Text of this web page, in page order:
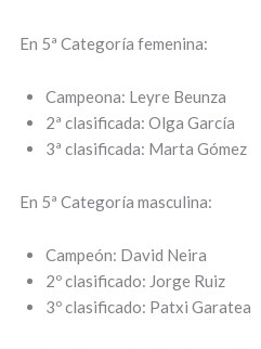
En 5ª Categoría femenina:
Campeona: Leyre Beunza
2ª clasificada: Olga García
3ª clasificada: Marta Gómez
En 5ª Categoría masculina:
Campeón: David Neira
2º clasificado: Jorge Ruiz
3º clasificado: Patxi Garatea